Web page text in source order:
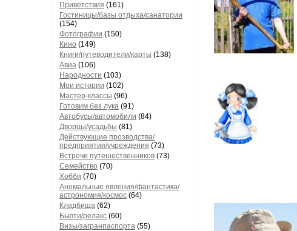
Приветствия (161)
Гостиницы/базы отдыха/санатории
(154)
Фотографии (150)
Кино (149)
Книги/путеводители/карты (138)
Авиа (106)
Народности (103)
Мои истории (102)
Мастер-классы (96)
Готовим без лука (91)
Автобусы/автомобили (84)
Дворцы/усадьбы (81)
Действующие прозводства/
предприятия/учреждения (73)
Встречи путешественников (73)
Семейство (70)
Хобби (70)
Аномальные явления/фантастика/
астрономия/космос (64)
Кладбища (62)
Бьюти/релакс (60)
Визы/загранпаспорта (55)